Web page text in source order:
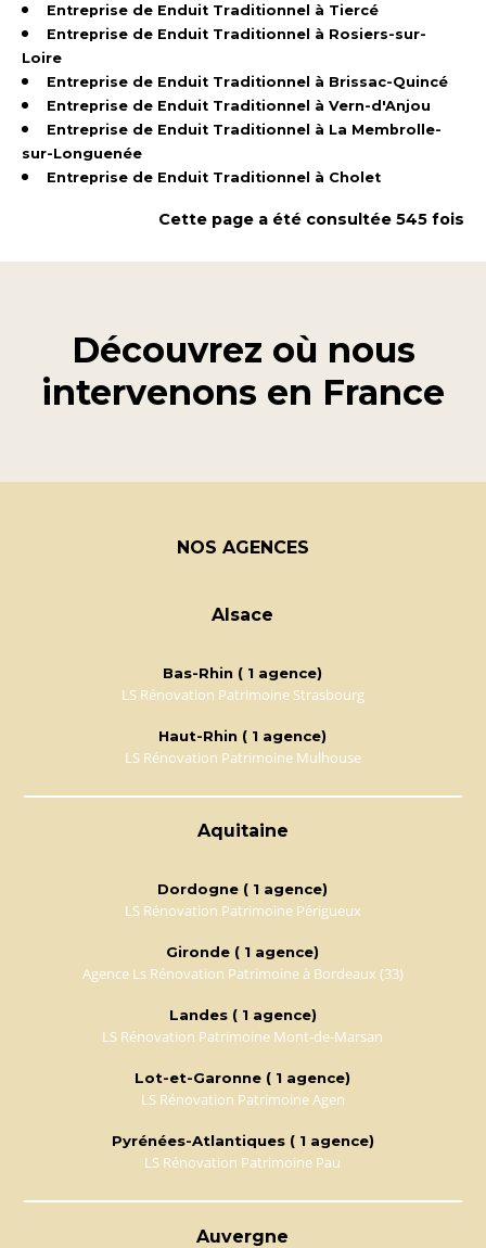
Entreprise de Enduit Traditionnel à Tiercé
Entreprise de Enduit Traditionnel à Rosiers-sur-
Loire
Entreprise de Enduit Traditionnel à Brissac-Quincé
Entreprise de Enduit Traditionnel à Vern-d'Anjou
Entreprise de Enduit Traditionnel à La Membrolle-
sur-Longuenée
Entreprise de Enduit Traditionnel à Cholet
Cette page a été consultée 545 fois
Découvrez où nous
intervenons en France
NOS AGENCES
Alsace
Bas-Rhin ( 1 agence)
LS Rénovation Patrimoine Strasbourg
Haut-Rhin ( 1 agence)
LS Rénovation Patrimoine Mulhouse
Aquitaine
Dordogne ( 1 agence)
LS Rénovation Patrimoine Périgueux
Gironde ( 1 agence)
Agence Ls Rénovation Patrimoine à Bordeaux (33)
Landes ( 1 agence)
LS Rénovation Patrimoine Mont-de-Marsan
Lot-et-Garonne ( 1 agence)
LS Rénovation Patrimoine Agen
Pyrénées-Atlantiques ( 1 agence)
LS Rénovation Patrimoine Pau
Auvergne